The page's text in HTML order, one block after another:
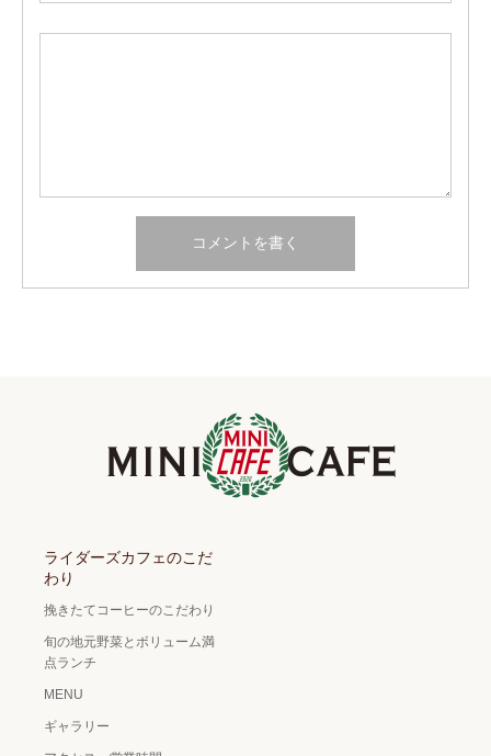
ライダーズカフェのこだ
わり
挽きたてコーヒーのこだわり
旬の地元野菜とボリューム満
点ランチ
MENU
ギャラリー